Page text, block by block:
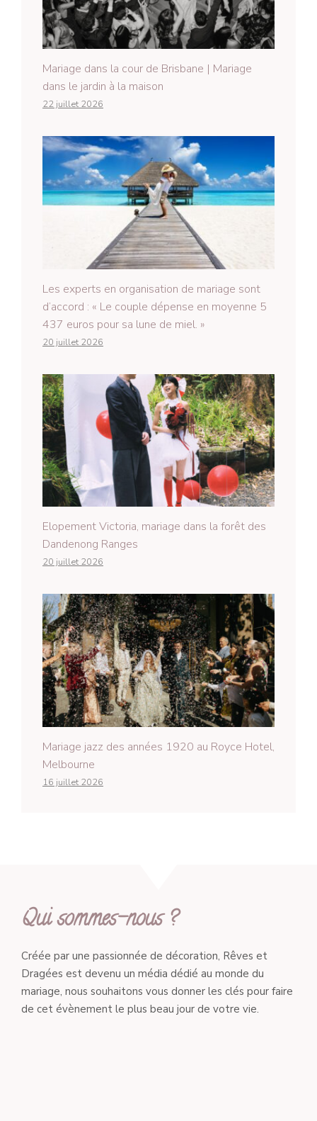
Mariage dans la cour de Brisbane | Mariage
dans le jardin à la maison
22 juillet 2026
Les experts en organisation de mariage sont
d’accord : « Le couple dépense en moyenne 5
437 euros pour sa lune de miel. »
20 juillet 2026
Elopement Victoria, mariage dans la forêt des
Dandenong Ranges
20 juillet 2026
Mariage jazz des années 1920 au Royce Hotel,
Melbourne
16 juillet 2026
Qui sommes-nous ?
Créée par une passionnée de décoration, Rêves et
Dragées est devenu un média dédié au monde du
mariage, nous souhaitons vous donner les clés pour faire
de cet évènement le plus beau jour de votre vie.